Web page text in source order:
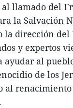
llamado del
la Salvación
la dirección del
y expertos
ayudar al
de los
al